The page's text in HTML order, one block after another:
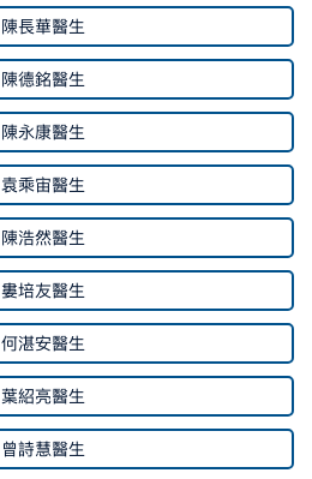
陳長華醫生
陳德銘醫生
陳永康醫生
袁乘宙醫生
陳浩然醫生
婁培友醫生
何湛安醫生
葉紹亮醫生
曾詩慧醫生